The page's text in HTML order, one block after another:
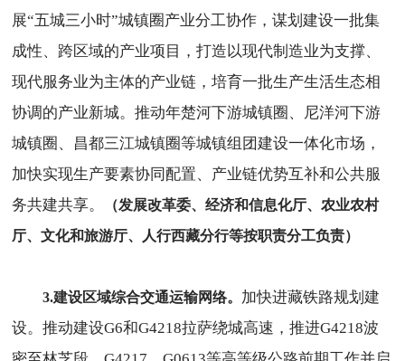
展“五城三小时”城镇圈产业分工协作，谋划建设一批集
成性、跨区域的产业项目，打造以现代制造业为支撑、
现代服务业为主体的产业链，培育一批生产生活生态相
协调的产业新城。推动年楚河下游城镇圈、尼洋河下游
城镇圈、昌都三江城镇圈等城镇组团建设一体化市场，
加快实现生产要素协同配置、产业链优势互补和公共服
务共建共享。
（发展改革委、经济和信息化厅、农业农村
厅、文化和旅游厅、人行西藏分行等按职责分工负责）
3.建设区域综合交通运输网络。 加快进藏铁路规划建
设。推动建设G6和G4218拉萨绕城高速，推进G4218波